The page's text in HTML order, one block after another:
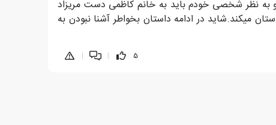
به نظر شخصی خودم باید به خانم کاظمی دست مریزاد
میکند.شاید در ادامه داستان بخواطر آشنا نبودن به
5
|
|